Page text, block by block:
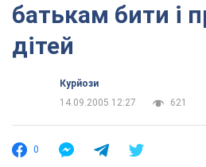
батькам бити і
дітей
Курйози
14.09.2005 12:27
621
0